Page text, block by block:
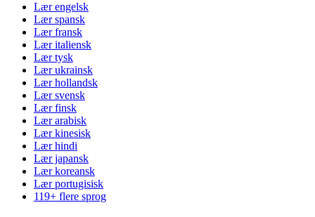
Lær engelsk
Lær spansk
Lær fransk
Lær italiensk
Lær tysk
Lær ukrainsk
Lær hollandsk
Lær svensk
Lær finsk
Lær arabisk
Lær kinesisk
Lær hindi
Lær japansk
Lær koreansk
Lær portugisisk
119+ flere sprog